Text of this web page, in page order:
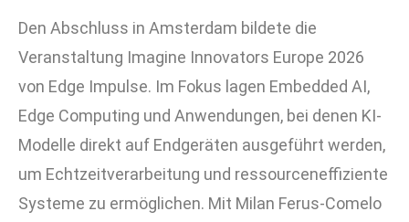
Den Abschluss in Amsterdam bildete die
Veranstaltung Imagine Innovators Europe 2026
von Edge Impulse. Im Fokus lagen Embedded AI,
Edge Computing und Anwendungen, bei denen KI-
Modelle direkt auf Endgeräten ausgeführt werden,
um Echtzeitverarbeitung und ressourceneffiziente
Systeme zu ermöglichen. Mit Milan Ferus-Comelo